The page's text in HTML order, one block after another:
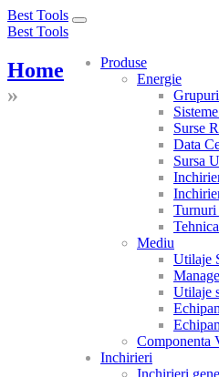
Best Tools
Toggle
Best Tools
Produse
Energie
Surse
Data
Sursa
Turnuri
Mediu
Utilaje
Utilaje
Componenta
Inchirieri
Inchirieri
Home
»